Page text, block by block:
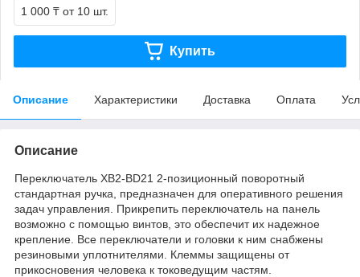
1 000 ₸ от 10 шт.
Купить
Описание Характеристики Доставка Оплата
Описание
Переключатель XB2-BD21 2-позиционный поворотный
стандартная ручка, предназначен для оперативного решения
задач управления. Прикрепить переключатель на панель
возможно с помощью винтов, это обеспечит их надежное
крепление. Все переключатели и головки к ним снабжены
резиновыми уплотнителями. Клеммы защищены от
прикосновения человека к токоведущим частям.